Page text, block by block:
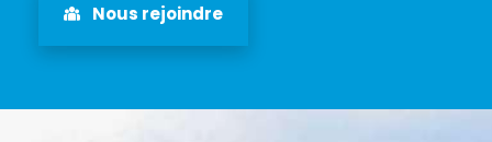
Nous rejoindre